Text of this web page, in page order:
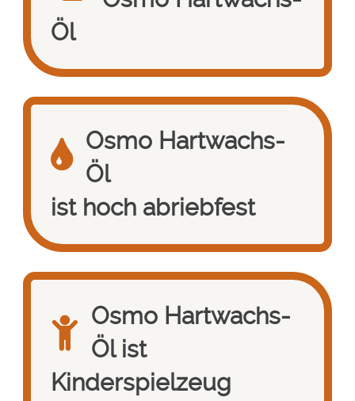
Öl
Osmo Hartwachs-
Öl
ist hoch abriebfest
Osmo Hartwachs-
Öl ist
Kinderspielzeug